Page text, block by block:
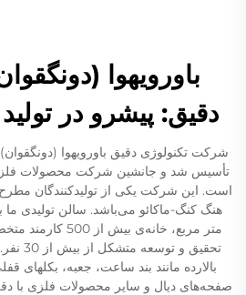
باورویهوا
دقیق: پیشرو در
تأسیس شد و جانشین شرکت محصولات
است. این شرکت یکی از تولیدکنندگان
متر مربع، خانه‌ی
تحقیق
بالارده مانند بند ساعت، جعبه، بکلهای
صفحه‌های دیال و سایر محصولات فلزی با